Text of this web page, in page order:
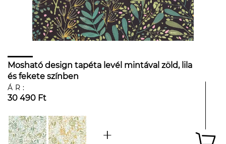
Mosható design tapéta levél mintával zöld, lila
és fekete színben
ÁR:
30 490 Ft